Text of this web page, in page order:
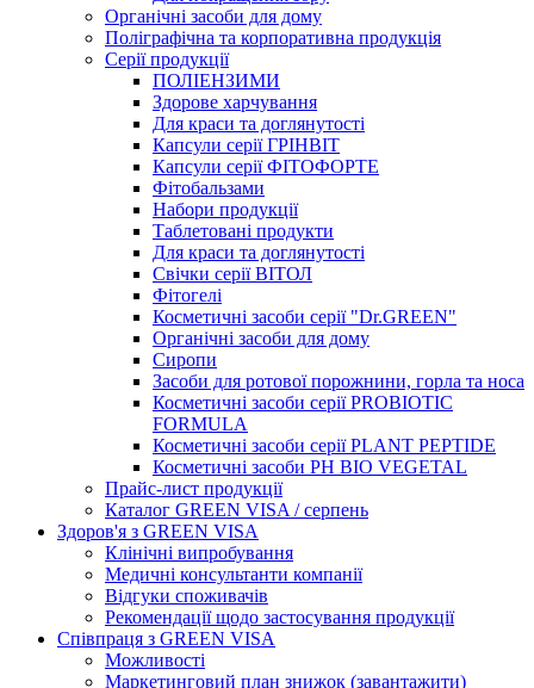
Органічні засоби для дому
Поліграфічна та корпоративна продукція
Серії продукції
ПОЛІЕНЗИМИ
Здорове харчування
Для краси та доглянутості
Капсули серії ГРІНВІТ
Капсули серії ФІТОФОРТЕ
Фітобальзами
Набори продукції
Таблетовані продукти
Для краси та доглянутості
Свічки серії ВІТОЛ
Фітогелі
Косметичні засоби серії "Dr.GREEN"
Органічні засоби для дому
Сиропи
Засоби для ротової порожнини, горла та носа
Косметичні засоби серії PROBIOTIC
FORMULA
Косметичні засоби серії PLANT PEPTIDE
Косметичні засоби PH BIO VEGETAL
Прайс-лист продукції
Каталог GREEN VISA / серпень
Здоров'я з GREEN VISA
Клінічні випробування
Медичні консультанти компанії
Відгуки споживачів
Рекомендації щодо застосування продукції
Співпраця з GREEN VISA
Можливості
Маркетинговий план знижок (завантажити)